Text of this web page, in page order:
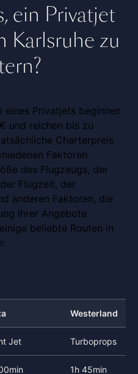
ein Privatjet
Karlsruhe zu
eines Privatjets beginnen
und reichen bis zu
Charterpreis
Faktoren
des Flugzeugs, der
Flugzeit, der
anderen Faktoren, die
Ihrer Angebote
beliebte Routen in
Westerland
Jet Turboprops
1h 45min